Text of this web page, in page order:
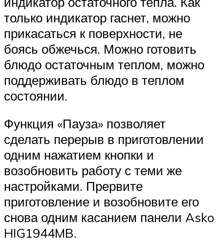
только индикатор гаснет, можно
прикасаться к поверхности, не
боясь обжечься. Можно готовить
блюдо остаточным теплом, можно
поддерживать блюдо в теплом
состоянии.
Функция «Пауза» позволяет
сделать перерыв в приготовлении
одним нажатием кнопки и
возобновить работу с теми же
настройками. Прервите
приготовление и возобновите его
снова одним касанием панели Asko
HIG1944MB.